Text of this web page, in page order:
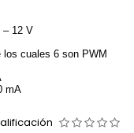
– 12 V
los cuales 6 son PWM
mA